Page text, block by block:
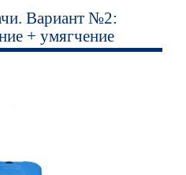
Вариант №2:
+ умягчение